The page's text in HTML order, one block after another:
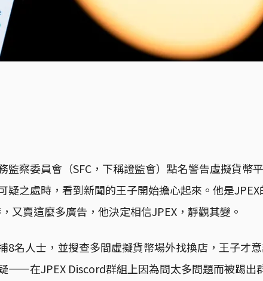
監察委員會（SFC，下稱證監會）點名警告虛擬貨幣
疑之處時，看到新聞的王子開始擔心起來。他是
又賣這麼多廣告，他決定相信JPEX，靜觀其變。
8名人士，並搜查多間虛擬貨幣場外找換店，王子才意
——在JPEX Discord群組上因為問太多問題而被踢出